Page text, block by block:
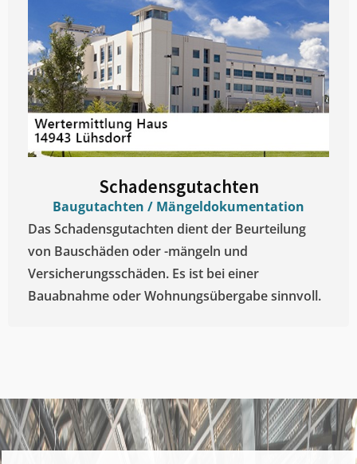
Schadensgutachten
Baugutachten / Mängeldokumentation
Das Schadensgutachten dient der Beurteilung
von Bauschäden oder -mängeln und
Versicherungsschäden. Es ist bei einer
Bauabnahme oder Wohnungsübergabe sinnvoll.